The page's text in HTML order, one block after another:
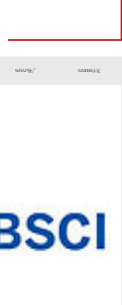
WRAP验厂 SA8000认证